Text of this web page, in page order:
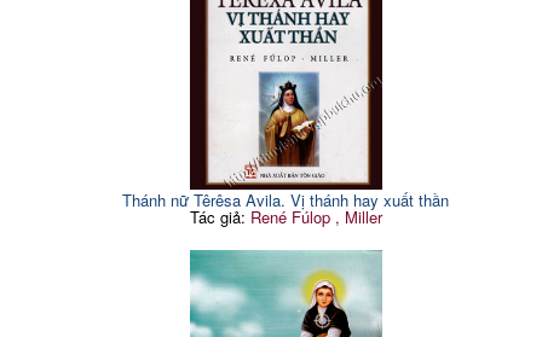
Thánh nữ Têrêsa Avila. Vị thánh hay xuất thần
Tác giả: René Fúlop , Miller